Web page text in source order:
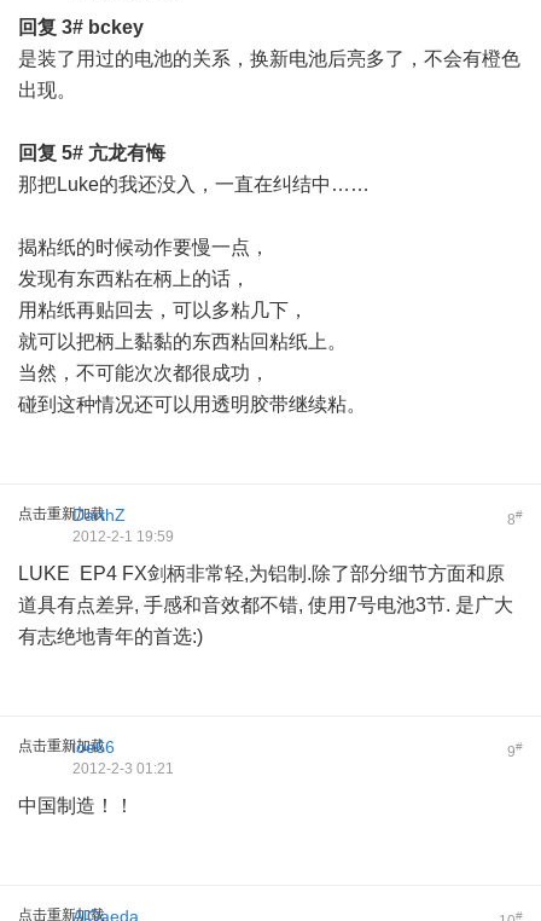
回复 3# bckey
是装了用过的电池的关系，换新电池后亮多了，不会有橙色
出现。
回复 5# 亢龙有悔
那把Luke的我还没入，一直在纠结中……
揭粘纸的时候动作要慢一点，
发现有东西粘在柄上的话，
用粘纸再贴回去，可以多粘几下，
就可以把柄上黏黏的东西粘回粘纸上。
当然，不可能次次都很成功，
碰到这种情况还可以用透明胶带继续粘。
点击重新加载 8#
DarthZ
2012-2-1 19:59
LUKE EP4 FX剑柄非常轻,为铝制.除了部分细节方面和原
道具有点差异, 手感和音效都不错, 使用7号电池3节. 是广大
有志绝地青年的首选:)
点击重新加载 9#
loe66
2012-2-3 01:21
中国制造！！
点击重新加载 #
AlQaeda